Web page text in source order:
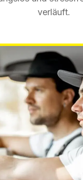
verläuft.